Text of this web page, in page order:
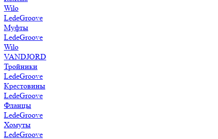
Wilo
LedeGroove
Муфты
LedeGroove
Wilo
VANDJORD
Тройники
LedeGroove
Крестовины
LedeGroove
Фланцы
LedeGroove
Хомуты
LedeGroove